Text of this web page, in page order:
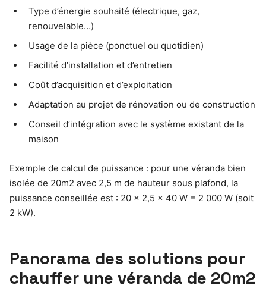
Type d’énergie souhaité (électrique, gaz,
renouvelable…)
Usage de la pièce (ponctuel ou quotidien)
Facilité d’installation et d’entretien
Coût d’acquisition et d’exploitation
Adaptation au projet de rénovation ou de construction
Conseil d’intégration avec le système existant de la
maison
Exemple de calcul de puissance : pour une véranda bien
isolée de 20m2 avec 2,5 m de hauteur sous plafond, la
puissance conseillée est : 20 x 2,5 x 40 W = 2 000 W (soit
2 kW).
Panorama des solutions pour
chauffer une véranda de 20m2